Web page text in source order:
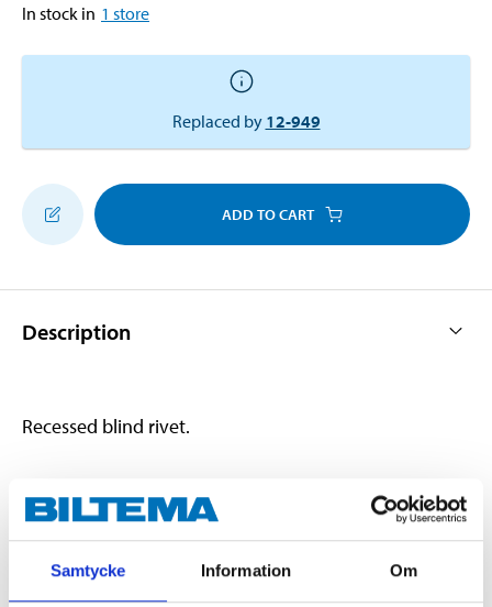
Samtycke Information Om
In stock in 1 store
Replaced by 12-949
ADD TO CART
Description
Recessed blind rivet.
Technical specifications
Diameter
3,2 mm